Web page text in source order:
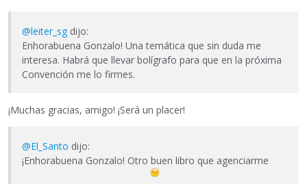
@leiter_sg dijo:
Enhorabuena Gonzalo! Una temática que sin duda me
interesa. Habrá que llevar bolígrafo para que en la próxima
Convención me lo firmes.
¡Muchas gracias, amigo! ¡Será un placer!
@El_Santo dijo:
¡Enhorabuena Gonzalo! Otro buen libro que agenciarme